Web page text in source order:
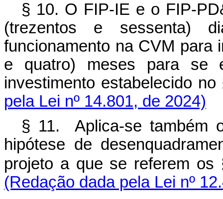
§ 10. O FIP-IE e o FIP-
(trezentos e sessenta)
funcionamento na CVM para
e quatro) meses para se
investimento estabelecido
pela Lei nº 14.801, de 2024)
§ 11. Aplica-se também
hipótese de
projeto a que se referem os
(Redação dada pela Lei nº